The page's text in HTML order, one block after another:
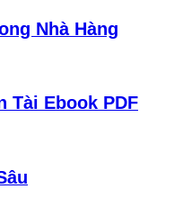
Nhà Hàng
Tài Ebook PDF